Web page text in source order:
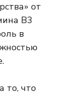
от
B3
в
то, что